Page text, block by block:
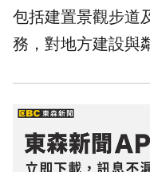
包括建置景觀步道
務，對地方建設與